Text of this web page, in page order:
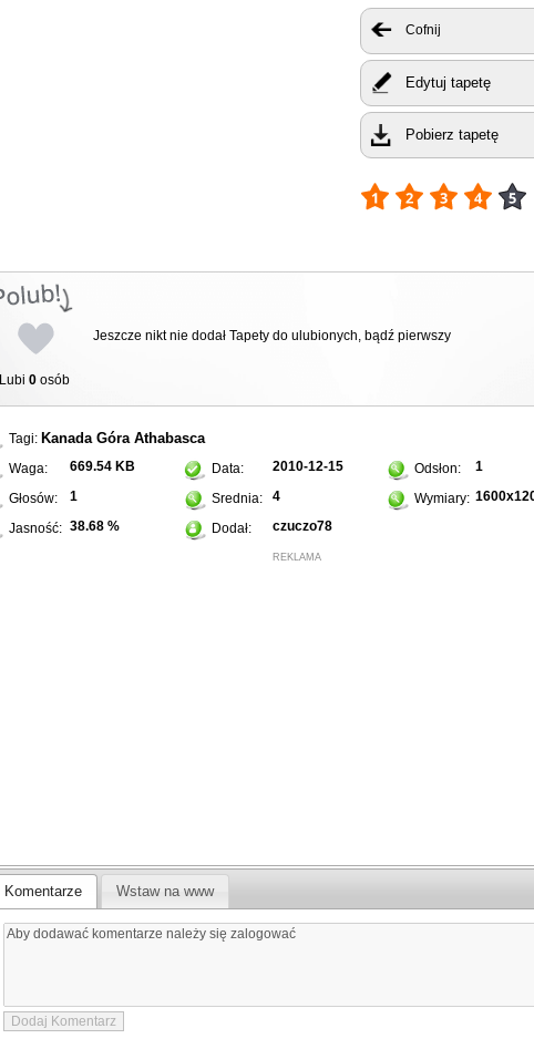
Cofnij
Edytuj tapetę
Pobierz tapetę
Lubi 0 osób
Jeszcze nikt nie dodał Tapety do ulubionych, bądź pierwszy
Tagi: Kanada Góra Athabasca
Waga: 669.54 KB Data: 2010-12-15 Odsłon: 1
Głosów: 1 Srednia: 4 Wymiary:
Jasność: 38.68 % Dodał: czuczo78
REKLAMA
Komentarze Wstaw na www